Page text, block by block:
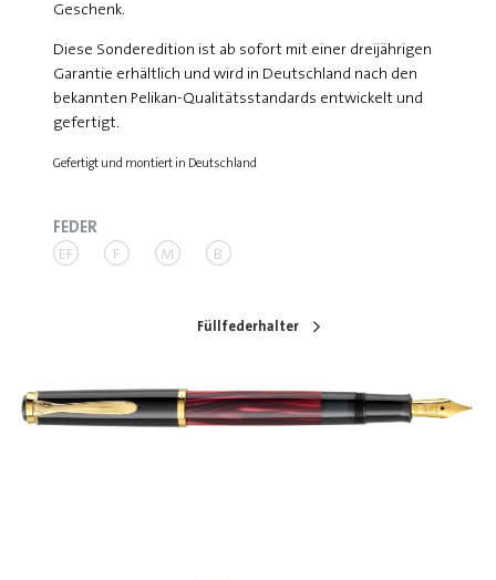
Geschenk.
Diese Sonderedition ist ab sofort mit einer dreijährigen
Garantie erhältlich und wird in Deutschland nach den
bekannten Pelikan-Qualitätsstandards entwickelt und
gefertigt.
Gefertigt und montiert in Deutschland
FEDER
EF F M B
Füllfederhalter